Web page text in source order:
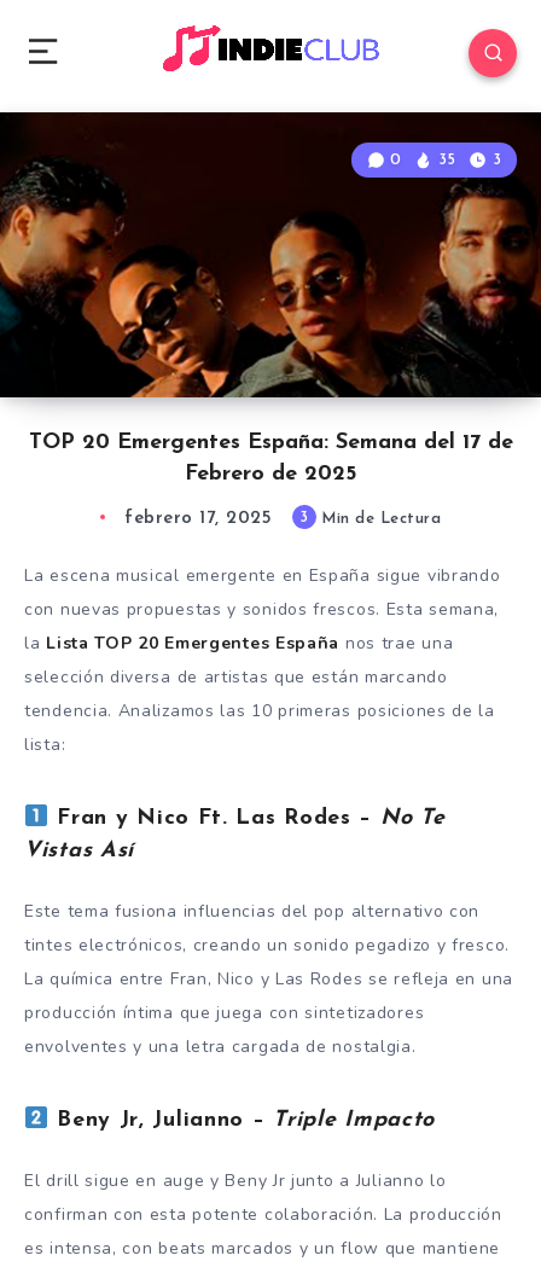
TOP 20 Emergentes España: Semana del 17 de
Febrero de 2025
0 35 3
febrero 17, 2025 3 Min de Lectura
La escena musical emergente en España sigue vibrando
con nuevas propuestas y sonidos frescos. Esta semana,
la Lista TOP 20 Emergentes España nos trae una
selección diversa de artistas que están marcando
tendencia. Analizamos las 10 primeras posiciones de la
lista:
Fran y Nico Ft. Las Rodes – No Te
Vistas Así
Este tema fusiona influencias del pop alternativo con
tintes electrónicos, creando un sonido pegadizo y fresco.
La química entre Fran, Nico y Las Rodes se refleja en una
producción íntima que juega con sintetizadores
envolventes y una letra cargada de nostalgia.
Beny Jr, Julianno – Triple Impacto
El drill sigue en auge y Beny Jr junto a Julianno lo
confirman con esta potente colaboración. La producción
es intensa, con beats marcados y un flow que mantiene